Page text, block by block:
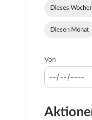
Dieses
Diesen Monat
Von